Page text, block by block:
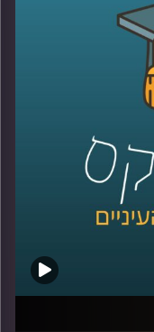
כאשר כל אחד מהם
את השטח טרם
באפריקה בימי